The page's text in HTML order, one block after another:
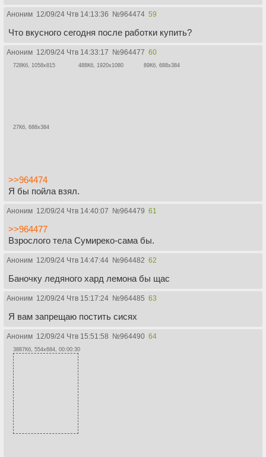
Аноним 12/09/24 Чтв 14:13:36 №964474 59
Что вкусного сегодня после работки купить?
Аноним 12/09/24 Чтв 14:33:17 №964477 60
728Кб, 1058x815 488Кб, 1920x1080 89Кб, 688x384
27Кб, 688x384
>>964474
Я бы пойла взял.
Аноним 12/09/24 Чтв 14:40:07 №964479 61
>>964477
Взрослого тела Сумиреко-сама бы.
Аноним 12/09/24 Чтв 14:47:44 №964482 62
Баночку ледяного хард лемона бы щас
Аноним 12/09/24 Чтв 15:17:24 №964485 63
Я вам запрещаю постить сисях
Аноним 12/09/24 Чтв 15:51:58 №964490 64
3887Кб, 554x684, 00:00:30